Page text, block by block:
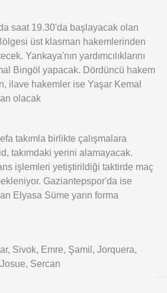
saat 19.30'da başlayacak olan
üst klasman hakemlerinden
Yankaya'nın yardımcılıklarını
Bingöl yapacak. Dördüncü hakem
ilave hakemler ise Yaşar Kemal
olacak
takımla birlikte çalışmalara
takımdaki yerini alamayacak.
işlemleri yetiştirildiği taktirde maç
Gaziantepspor'da ise
Elyasa Süme yarın forma
Sivok, Emre, Şamil, Jorquera,
Sercan